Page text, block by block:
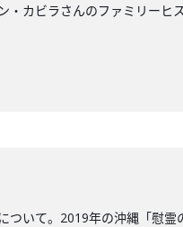
カビラさんのファミリー
いて。2019年の沖縄「慰霊